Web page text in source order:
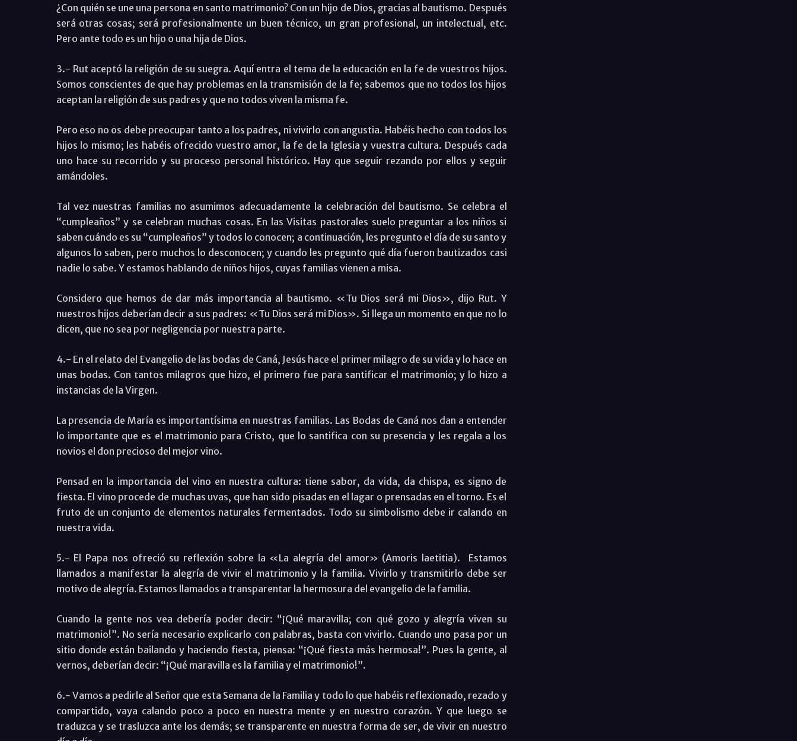
¿Con quién se une una persona en santo matrimonio? Con un hijo de Dios, gracias al bautismo. Después
será otras cosas; será profesionalmente un buen técnico, un gran profesional, un intelectual, etc.
Pero ante todo es un hijo o una hija de Dios.
3.- Rut aceptó la religión de su suegra. Aquí entra el tema de la educación en la fe de vuestros hijos.
Somos conscientes de que hay problemas en la transmisión de la fe; sabemos que no todos los hijos
aceptan la religión de sus padres y que no todos viven la misma fe.
Pero eso no os debe preocupar tanto a los padres, ni vivirlo con angustia. Habéis hecho con todos los
hijos lo mismo; les habéis ofrecido vuestro amor, la fe de la Iglesia y vuestra cultura. Después cada
uno hace su recorrido y su proceso personal histórico. Hay que seguir rezando por ellos y seguir
amándoles.
Tal vez nuestras familias no asumimos adecuadamente la celebración del bautismo. Se celebra el
“cumpleaños” y se celebran muchas cosas. En las Visitas pastorales suelo preguntar a los niños si
saben cuándo es su “cumpleaños” y todos lo conocen; a continuación, les pregunto el día de su santo y
algunos lo saben, pero muchos lo desconocen; y cuando les pregunto qué día fueron bautizados casi
nadie lo sabe. Y estamos hablando de niños hijos, cuyas familias vienen a misa.
Considero que hemos de dar más importancia al bautismo. «Tu Dios será mi Dios», dijo Rut. Y
nuestros hijos deberían decir a sus padres: «Tu Dios será mi Dios». Si llega un momento en que no lo
dicen, que no sea por negligencia por nuestra parte.
4.- En el relato del Evangelio de las bodas de Caná, Jesús hace el primer milagro de su vida y lo hace en
unas bodas. Con tantos milagros que hizo, el primero fue para santificar el matrimonio; y lo hizo a
instancias de la Virgen.
La presencia de María es importantísima en nuestras familias. Las Bodas de Caná nos dan a entender
lo importante que es el matrimonio para Cristo, que lo santifica con su presencia y les regala a los
novios el don precioso del mejor vino.
Pensad en la importancia del vino en nuestra cultura: tiene sabor, da vida, da chispa, es signo de
fiesta. El vino procede de muchas uvas, que han sido pisadas en el lagar o prensadas en el torno. Es el
fruto de un conjunto de elementos naturales fermentados. Todo su simbolismo debe ir calando en
nuestra vida.
5.- El Papa nos ofreció su reflexión sobre la «La alegría del amor» (Amoris laetitia). Estamos
llamados a manifestar la alegría de vivir el matrimonio y la familia. Vivirlo y transmitirlo debe ser
motivo de alegría. Estamos llamados a transparentar la hermosura del evangelio de la familia.
Cuando la gente nos vea debería poder decir: “¡Qué maravilla; con qué gozo y alegría viven su
matrimonio!”. No sería necesario explicarlo con palabras, basta con vivirlo. Cuando uno pasa por un
sitio donde están bailando y haciendo fiesta, piensa: “¡Qué fiesta más hermosa!”. Pues la gente, al
vernos, deberían decir: “¡Qué maravilla es la familia y el matrimonio!”.
6.- Vamos a pedirle al Señor que esta Semana de la Familia y todo lo que habéis reflexionado, rezado y
compartido, vaya calando poco a poco en nuestra mente y en nuestro corazón. Y que luego se
traduzca y se trasluzca ante los demás; se transparente en nuestra forma de ser, de vivir en nuestro